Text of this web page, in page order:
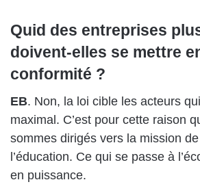
Quid des entreprises
doivent-elles se mettre
conformité ?
EB. Non, la loi cible les acteurs
maximal. C’est pour cette raison
sommes dirigés vers la mission
l’éducation. Ce qui se passe à
en puissance.